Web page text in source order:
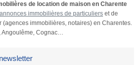
de location de maison en Charente
annonces immobilières de particuliers et de
(agences immobilières, notaires) en Charentes.
Angoulême, Cognac…